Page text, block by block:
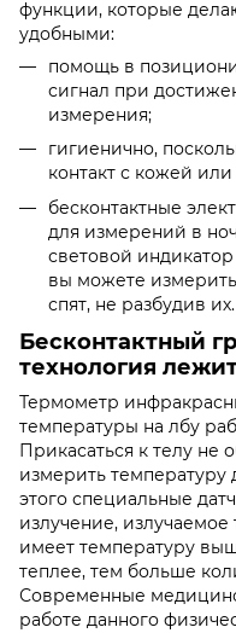
функции, которые
удобными:
помощь в
сигнал при
измерения;
гигиенично,
контакт с кожей
бесконтактные
для измерений в
световой
вы можете
спят, не разбудив их.
Бесконтактный
технология
Термометр
температуры на лбу
Прикасаться к телу не
измерить
этого специальные
излучение, излучаемое
имеет температуру
теплее, тем больше
Современные
работе данного